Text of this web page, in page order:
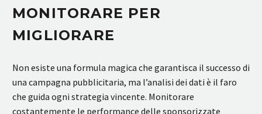
MONITORARE PER
MIGLIORARE
Non esiste una formula magica che garantisca il successo di
una campagna pubblicitaria, ma l’analisi dei dati è il faro
che guida ogni strategia vincente. Monitorare
costantemente le performance delle sponsorizzate